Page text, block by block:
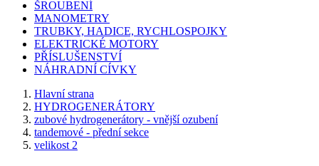
ŠROUBENÍ
MANOMETRY
TRUBKY, HADICE, RYCHLOSPOJKY
ELEKTRICKÉ MOTORY
PŘÍSLUŠENSTVÍ
NÁHRADNÍ CÍVKY
Hlavní strana
HYDROGENERÁTORY
zubové hydrogenerátory - vnější ozubení
tandemové - přední sekce
velikost 2